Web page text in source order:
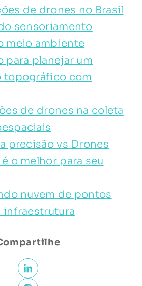
de drones no Brasil
sensoriamento
meio ambiente
para planejar um
topográfico com
de drones na coleta
precisão vs Drones
o melhor para seu
nuvem de pontos
infraestrutura